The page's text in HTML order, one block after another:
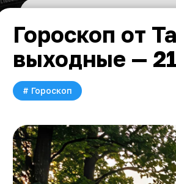
Гороскоп от
выходные —
# Гороскоп